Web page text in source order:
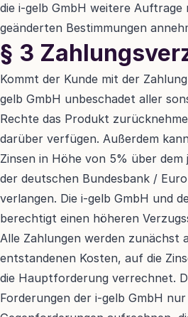
die i-gelb GmbH weitere
geänderten Bestimmungen
§ 3
Kommt der Kunde mit der
gelb GmbH unbeschadet aller
Rechte das Produkt
darüber verfügen. Außerdem
Zinsen in Höhe von 5% über dem
der deutschen Bundesbank /
verlangen. Die i-gelb GmbH und
berechtigt einen höheren
Alle Zahlungen werden zunächst
entstandenen Kosten, auf die
die Hauptforderung verrechnet.
Forderungen der i-gelb GmbH